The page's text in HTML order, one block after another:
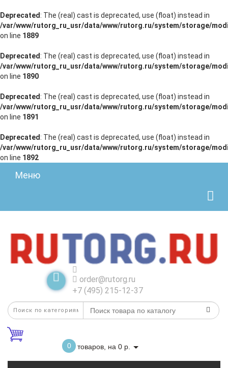
Deprecated : The (real) cast is deprecated, use (float) instead in
/var/www/rutorg_ru_usr/data/www/rutorg.ru/system/storage/
on line 1889
Deprecated : The (real) cast is deprecated, use (float) instead in
/var/www/rutorg_ru_usr/data/www/rutorg.ru/system/storage/
on line 1890
Deprecated : The (real) cast is deprecated, use (float) instead in
/var/www/rutorg_ru_usr/data/www/rutorg.ru/system/storage/
on line 1891
Deprecated : The (real) cast is deprecated, use (float) instead in
/var/www/rutorg_ru_usr/data/www/rutorg.ru/system/storage/
on line 1892
Меню
order@rutorg.ru
+7 (495) 215-12-37
0 товаров, на 0 р.